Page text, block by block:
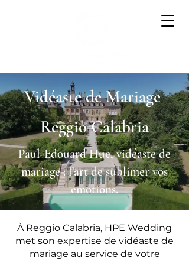
Vidéaste de Mariage
Reggio Calabria
Paul-Edouard Hue, vidéaste de
mariage : l’art de sublimer vos
émotions.
À Reggio Calabria, HPE Wedding
met son expertise de vidéaste de
mariage au service de votre